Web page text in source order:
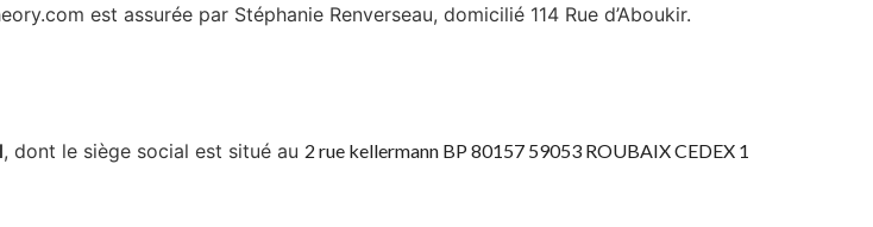
est assurée par Stéphanie Renverseau, domicilié 114 Rue d’Aboukir.
, dont le siège social est situé au 2 rue kellermann BP 80157 59053 ROUBAIX CEDEX 1